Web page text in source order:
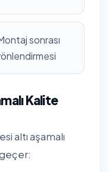
sonrası
Kalite
altı aşamalı